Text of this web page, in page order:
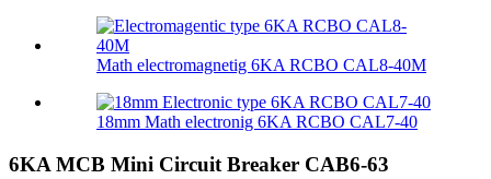
Math electromagnetig 6KA RCBO CAL8-40M
18mm Math electronig 6KA RCBO CAL7-40
6KA MCB Mini Circuit Breaker CAB6-63